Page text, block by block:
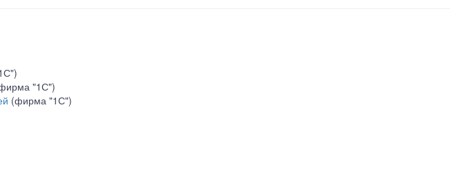
"1С")
(фирма "1С")